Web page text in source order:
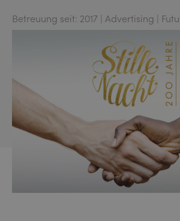
Betreuung seit: 2017 | Advertising |